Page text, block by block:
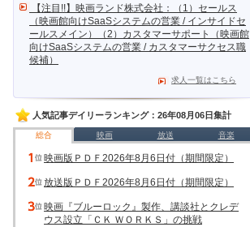
【注目!!】映画ランド株式会社：（1）セールス
（映画館向けSaaSシステムの営業 / インサイドセ
ールスメイン）（2）カスタマーサポート（映画館
向けSaaSシステムの営業 / カスタマーサクセス職
候補）
求人一覧はこちら
人気記事デイリーランキング：26年08月06日集計
総合 映画 放送 音楽
映画版ＰＤＦ2026年8月6日付（期間限定）
放送版ＰＤＦ2026年8月6日付（期間限定）
映画『ブルーロック』製作、講談社とクレデ
ウス設立「ＣＫ ＷＯＲＫＳ」の挑戦